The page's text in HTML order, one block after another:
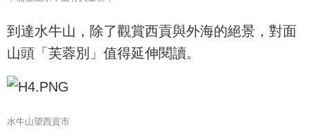
到達水牛山，除了觀賞西貢與外海的絕景，對面
山頭「芙蓉別」值得延伸閱讀。
水牛山望西貢市